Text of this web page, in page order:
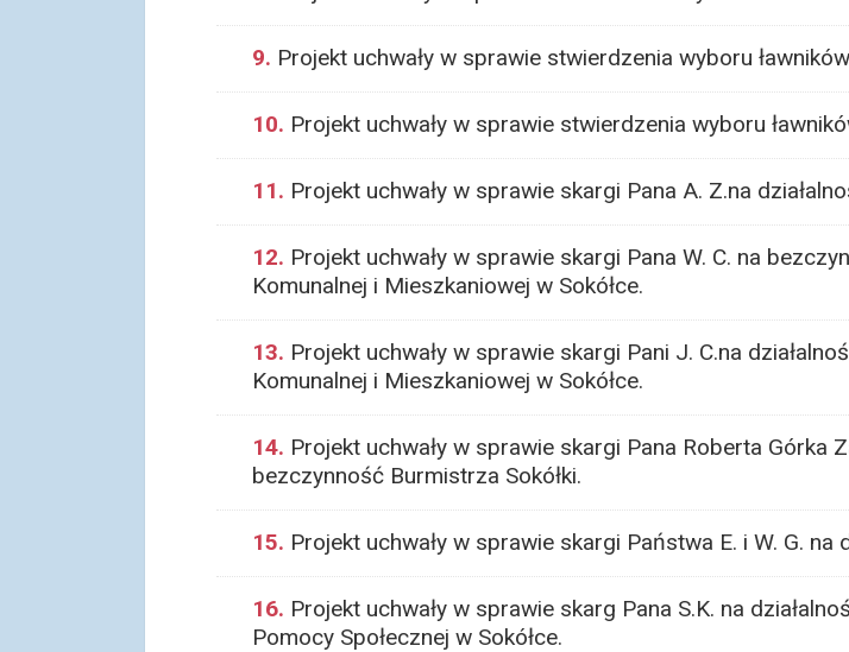
9. Projekt uchwały w sprawie stwierdzenia wyboru
10. Projekt uchwały w sprawie stwierdzenia wyboru
11. Projekt uchwały w sprawie skargi Pana A. Z.na
12. Projekt uchwały w sprawie skargi Pana W. C. na
Komunalnej i Mieszkaniowej w Sokółce.
13. Projekt uchwały w sprawie skargi Pani J. C.na
Komunalnej i Mieszkaniowej w Sokółce.
14. Projekt uchwały w sprawie skargi Pana Roberta Górka
bezczynność Burmistrza Sokółki.
15. Projekt uchwały w sprawie skargi Państwa E. i W. G. na
16. Projekt uchwały w sprawie skarg Pana S.K. na
Pomocy Społecznej w Sokółce.